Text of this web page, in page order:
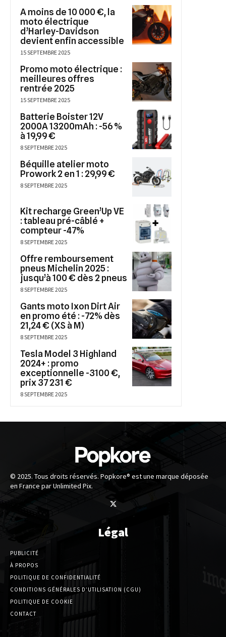
A moins de 10 000 €, la
moto électrique
d’Harley-Davidson
devient enfin accessible
15 SEPTEMBRE 2025
Promo moto électrique :
meilleures offres
rentrée 2025
15 SEPTEMBRE 2025
Batterie Boister 12V
2000A 13200mAh : -56 %
à 19,99 €
8 SEPTEMBRE 2025
Béquille atelier moto
Prowork 2 en 1 : 29,99 €
8 SEPTEMBRE 2025
Kit recharge Green’Up VE
: tableau pré-câblé +
compteur -47%
8 SEPTEMBRE 2025
Offre remboursement
pneus Michelin 2025 :
jusqu’à 100 € dès 2 pneus
8 SEPTEMBRE 2025
Gants moto Ixon Dirt Air
en promo été : -72% dès
21,24 € (XS à M)
8 SEPTEMBRE 2025
Tesla Model 3 Highland
2024+ : promo
exceptionnelle -3100 €,
prix 37 231 €
8 SEPTEMBRE 2025
© 2025. Tous droits réservés. Popkore® est une marque déposée
en France par Unlimited Pix.
Légal
PUBLICITÉ
À PROPOS
POLITIQUE DE CONFIDENTIALITÉ
CONDITIONS GÉNÉRALES D’UTILISATION (CGU)
POLITIQUE DE COOKIE
CONTACT